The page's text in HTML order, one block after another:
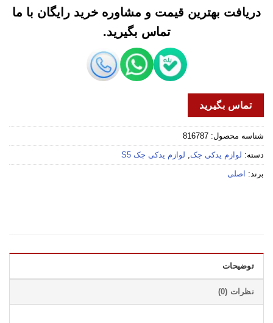
دریافت بهترین قیمت و مشاوره خرید رایگان با ما
تماس بگیرید.
تماس بگیرید
شناسه محصول: 816787
دسته: لوازم یدکی جک, لوازم یدکی جک S5
برند: اصلی
توضیحات
نظرات (0)